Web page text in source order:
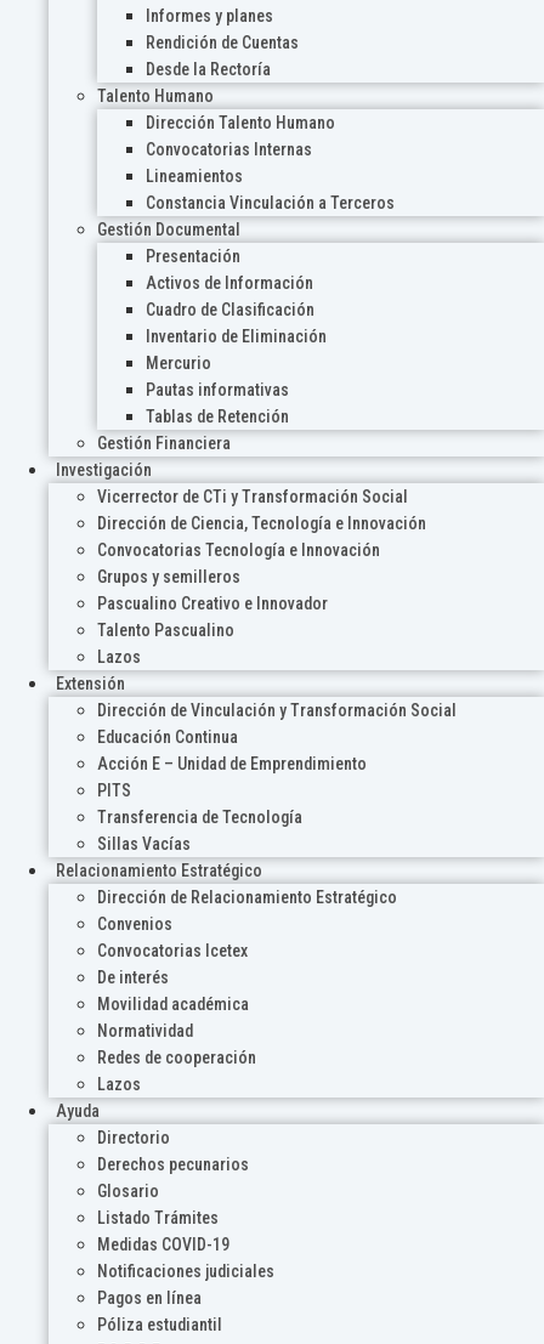
Informes y planes
Rendición de Cuentas
Desde la Rectoría
Talento Humano
Dirección Talento Humano
Convocatorias Internas
Lineamientos
Constancia Vinculación a Terceros
Gestión Documental
Presentación
Activos de Información
Cuadro de Clasificación
Inventario de Eliminación
Mercurio
Pautas informativas
Tablas de Retención
Gestión Financiera
Investigación
Vicerrector de CTi y Transformación Social
Dirección de Ciencia, Tecnología e Innovación
Convocatorias Tecnología e Innovación
Grupos y semilleros
Pascualino Creativo e Innovador
Talento Pascualino
Lazos
Extensión
Dirección de Vinculación y Transformación Social
Educación Continua
Acción E – Unidad de Emprendimiento
PITS
Transferencia de Tecnología
Sillas Vacías
Relacionamiento Estratégico
Dirección de Relacionamiento Estratégico
Convenios
Convocatorias Icetex
De interés
Movilidad académica
Normatividad
Redes de cooperación
Lazos
Ayuda
Directorio
Derechos pecunarios
Glosario
Listado Trámites
Medidas COVID-19
Notificaciones judiciales
Pagos en línea
Póliza estudiantil